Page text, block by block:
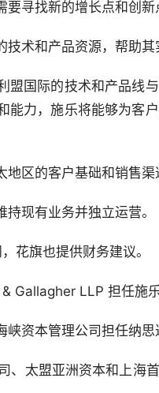
寻找新的增长点和创新
术和产品资源，帮助其
盟国际的技术和产品线
能力，施乐将能够为客
区的客户基础和销售
现有业务并独立运营。
花旗也提供财务建议。
Gallagher LLP 担任施乐
资本管理公司担任纳思
、太盟亚洲资本和上海